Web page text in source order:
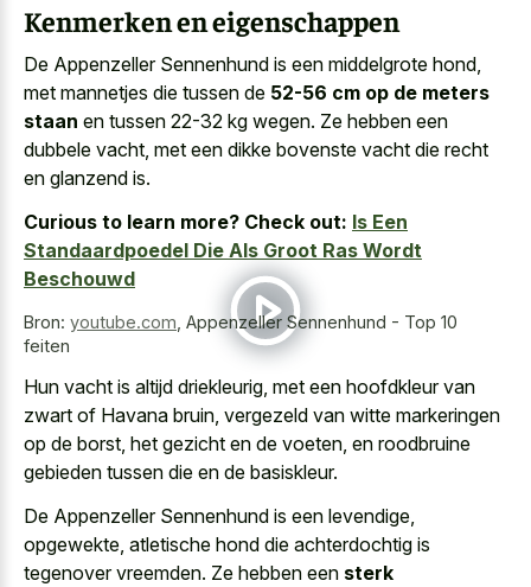
Kenmerken en eigenschappen
De Appenzeller Sennenhund is een middelgrote hond,
met mannetjes die tussen de 52-56 cm op de meters
staan en tussen 22-32 kg wegen. Ze hebben een
dubbele vacht, met een dikke bovenste vacht die recht
en glanzend is.
Curious to learn more? Check out: Is Een
Standaardpoedel Die Als Groot Ras Wordt
Beschouwd
Bron: youtube.com Appenzeller Sennenhund - Top 10
feiten
Hun vacht is altijd driekleurig, met een hoofdkleur van
zwart of Havana bruin, vergezeld van witte markeringen
op de borst, het gezicht en de voeten, en roodbruine
gebieden tussen die en de basiskleur.
De Appenzeller Sennenhund is een levendige,
opgewekte, atletische hond die achterdochtig is
tegenover vreemden. Ze hebben een sterk